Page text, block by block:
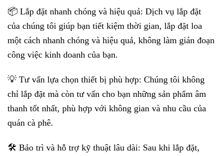
📦 Lắp đặt nhanh chóng và hiệu quả: Dịch vụ lắp đặt
của chúng tôi giúp bạn tiết kiệm thời gian, lắp đặt loa
một cách nhanh chóng và hiệu quả, không làm gián đoạn
công việc kinh doanh của bạn.
💡 Tư vấn lựa chọn thiết bị phù hợp: Chúng tôi không
chỉ lắp đặt mà còn tư vấn cho bạn những sản phẩm âm
thanh tốt nhất, phù hợp với không gian và nhu cầu của
quán cà phê.
🛠️ Bảo trì và hỗ trợ kỹ thuật lâu dài: Sau khi lắp đặt,